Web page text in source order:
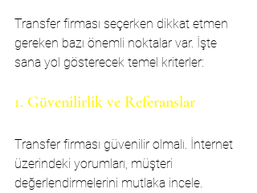
Transfer firması seçerken dikkat etmen
gereken bazı önemli noktalar var. İşte
sana yol gösterecek temel kriterler:
1. Güvenilirlik ve Referanslar
Transfer firması güvenilir olmalı. İnternet
üzerindeki yorumları, müşteri
değerlendirmelerini mutlaka incele.